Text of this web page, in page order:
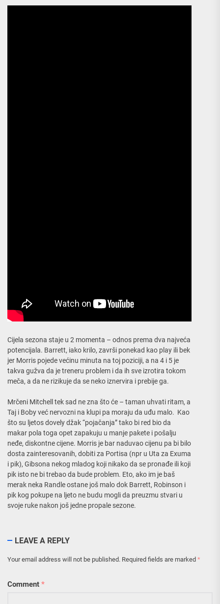
Cijela sezona staje u 2 momenta – odnos prema dva najveća
potencijala. Barrett, iako krilo, završi ponekad kao play ili bek
jer Morris pojede većinu minuta na toj poziciji, a na 4 i 5 je
takva gužva da je treneru problem i da ih sve izrotira tokom
meča, a da ne rizikuje da se neko iznervira i prebije ga.
Mrčeni Mitchell tek sad ne zna što će – taman uhvati ritam, a
Taj i Boby već nervozni na klupi pa moraju da uđu malo. Kao
što su ljetos dovely džak “pojačanja” tako bi red bio da
makar pola toga opet zapakuju u manje pakete i pošalju
neđe, diskontne cijene. Morris je bar naduvao cijenu pa bi bilo
dosta zainteresovanih, dobiti za Portisa (npr u Uta za Exuma
i pik), Gibsona nekog mladog koji nikako da se pronađe ili koji
pik isto ne bi trebao da bude problem. Eto, ako im je baš
merak neka Randle ostane još malo dok Barrett, Robinson i
pik kog pokupe na ljeto ne budu mogli da preuzmu stvari u
svoje ruke nakon još jedne propale sezone.
LEAVE A REPLY
Your email address will not be published. Required fields are marked *
Comment *